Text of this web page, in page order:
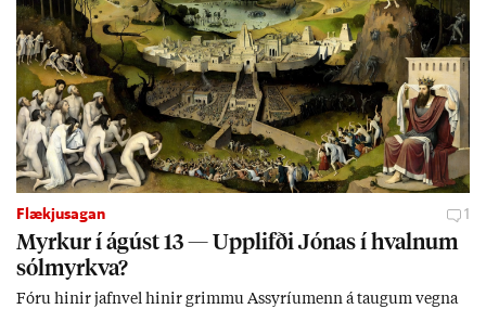
Flækjusagan 1
Myrk­ur í ág­úst 13 — Upp­lifði Jón­as í hvaln­um
sól­myrkva?
Fóru hinir jafn­vel hinir grimmu Ass­yríu­menn á taug­um vegna